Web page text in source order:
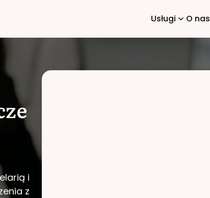
Usługi O nas
i
z